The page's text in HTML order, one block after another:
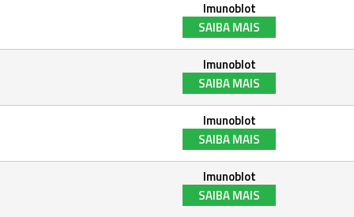
Imunoblot
SAIBA MAIS
Imunoblot
SAIBA MAIS
Imunoblot
SAIBA MAIS
Imunoblot
SAIBA MAIS